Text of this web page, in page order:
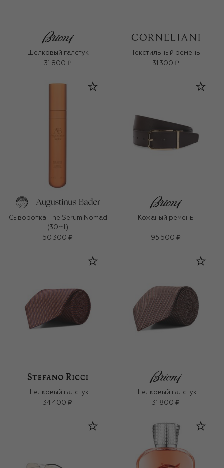
Шелковый галстук
31 800 ₽
Текстильный ремень
31 300 ₽
Сыворотка The Serum Nomad
(30ml)
50 300 ₽
Кожаный ремень
95 500 ₽
Шелковый галстук
34 400 ₽
Шелковый галстук
31 800 ₽